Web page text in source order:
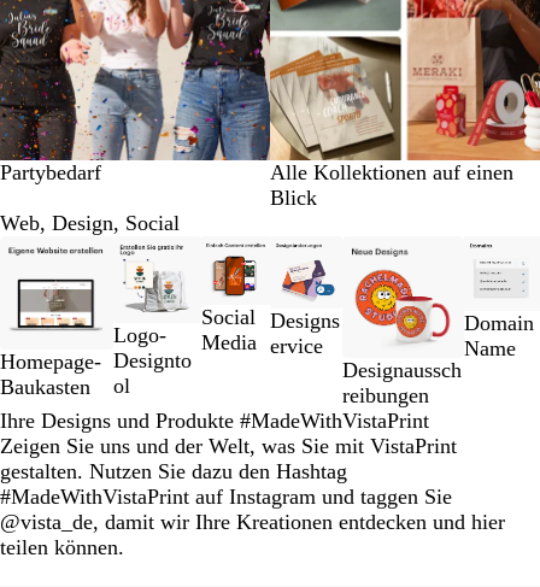
Partybedarf
Alle Kollektionen auf einen
Blick
Web, Design, Social
Homepage-
Baukasten
Logo-
Designto
ol
Social
Media
Designs
ervice
Designaussch
reibungen
Domain
Name
Galeriebilder
bis
6
Ihre Designs und Produkte #MadeWithVistaPrint
Zeigen Sie uns und der Welt, was Sie mit VistaPrint
gestalten. Nutzen Sie dazu den Hashtag
#MadeWithVistaPrint auf Instagram und taggen Sie
@vista_de, damit wir Ihre Kreationen entdecken und hier
teilen können.